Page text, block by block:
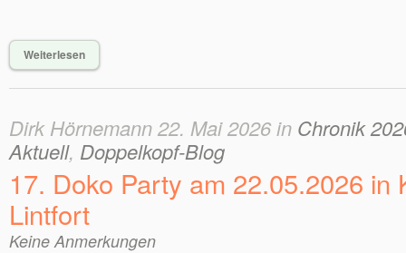
Weiterlesen
Dirk Hörnemann 22. Mai 2026 in Chronik
Aktuell, Doppelkopf-Blog
17. Doko Party am 22.05.2026 in
Lintfort
Keine Anmerkungen